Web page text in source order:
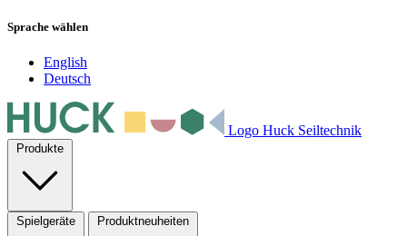
Sprache wählen
English
Deutsch
Logo Huck Seiltechnik
Produkte
Spielgeräte Produktneuheiten